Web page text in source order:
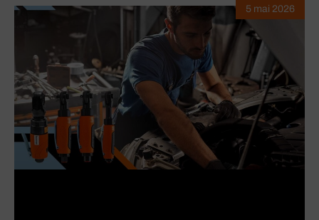
5 mai 2026